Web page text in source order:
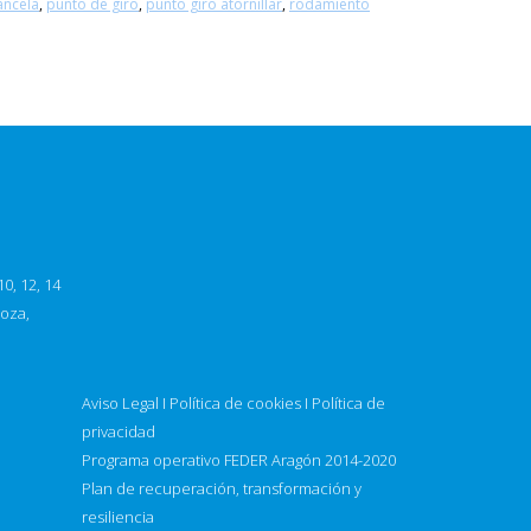
, punto de giro, punto giro atornillar, rodamiento
12, 14
Aviso Legal I Política de cookiesI Política de
privacidad
Programa operativo FEDER Aragón 2014-2020
Plan de recuperación, transformación y
resiliencia